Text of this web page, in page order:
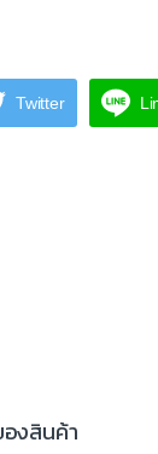
Twitter
Chale T ไม้เบ
งสินค้า